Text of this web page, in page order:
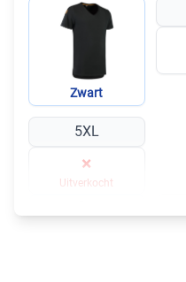
Zwart
5XL
×
Uitverkocht